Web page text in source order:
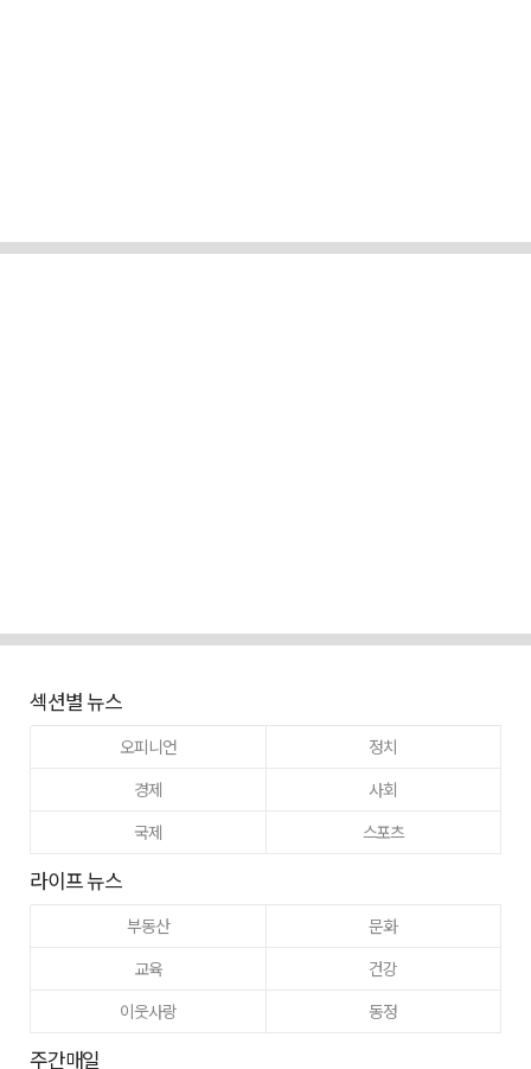
섹션별 뉴스
오피니언
정치
경제
사회
국제
스포츠
라이프 뉴스
부동산
문화
교육
건강
이웃사랑
동정
주간매일